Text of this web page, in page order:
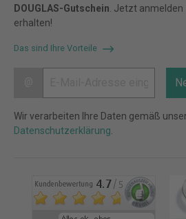
DOUGLAS-Gutschein . Jetzt
erhalten!
Das sind Ihre Vorteile
Wir verarbeiten Ihre Daten gemäß
Datenschutzerklärung